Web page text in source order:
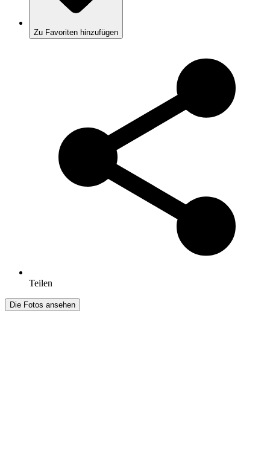
Zu Favoriten hinzufügen
Teilen
Die Fotos ansehen